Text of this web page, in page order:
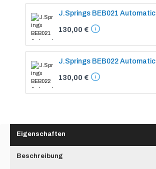
J.Springs BEB021 Automatic
130,00 €
J.Springs BEB022 Automatic
130,00 €
Eigenschaften
Beschreibung